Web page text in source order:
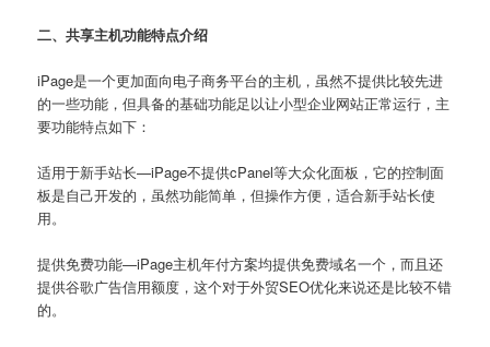
二、共享主机功能特点介绍
iPage是一个更加面向电子商务平台的主机，虽然不提供比较先进
的一些功能，但具备的基础功能足以让小型企业网站正常运行，主
要功能特点如下：
适用于新手站长—iPage不提供cPanel等大众化面板，它的控制面
板是自己开发的，虽然功能简单，但操作方便，适合新手站长使
用。
提供免费功能—iPage主机年付方案均提供免费域名一个，而且还
提供谷歌广告信用额度，这个对于外贸SEO优化来说还是比较不错
的。